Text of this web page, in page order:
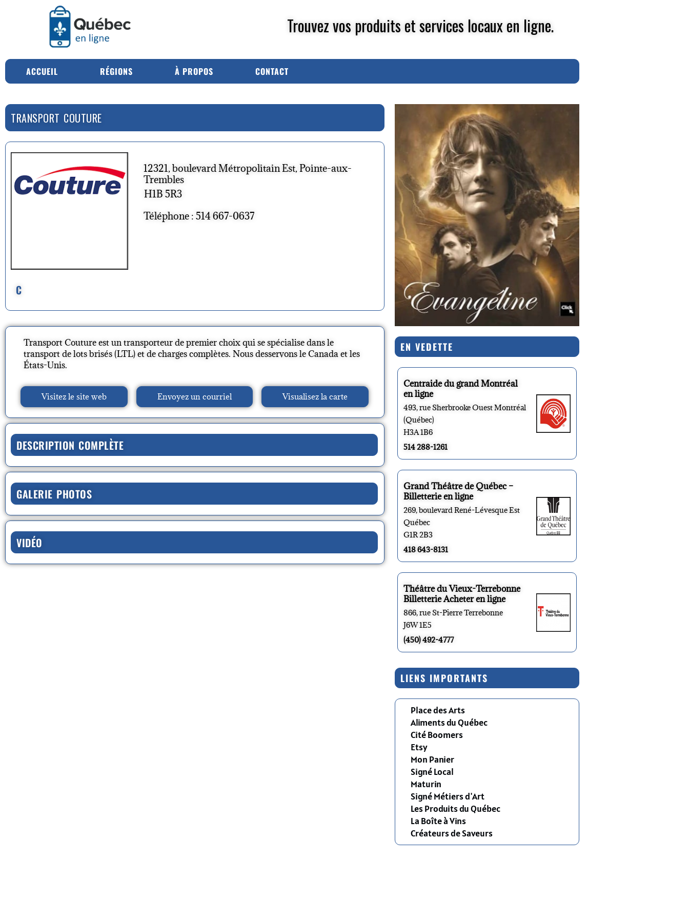
Trouvez vos produits et services locaux en ligne.
ACCUEIL RÉGIONS À PROPOS CONTACT
TRANSPORT COUTURE
C
12321, boulevard Métropolitain Est, Pointe-aux-
Trembles
H1B 5R3
Téléphone : 514 667-0637
Transport Couture est un transporteur de premier choix qui se spécialise dans le
transport de lots brisés (LTL) et de charges complètes. Nous desservons le Canada et les
États-Unis.
Visitez le site web Envoyez un courriel Visualisez la carte
DESCRIPTION COMPLÈTE
GALERIE PHOTOS
VIDÉO
EN VEDETTE
Centraide du grand Montréal
en ligne
493, rue Sherbrooke Ouest Montréal
(Québec)
H3A 1B6
514 288-1261
Grand Théâtre de Québec –
Billetterie en ligne
269, boulevard René-Lévesque Est
Québec
G1R 2B3
418 643-8131
Théâtre du Vieux-Terrebonne
Billetterie Acheter en ligne
866, rue St-Pierre Terrebonne
J6W 1E5
(450) 492-4777
LIENS IMPORTANTS
Place des Arts
Aliments du Québec
Cité Boomers
Etsy
Mon Panier
Signé Local
Maturin
Signé Métiers d'Art
Les Produits du Québec
La Boîte à Vins
Créateurs de Saveurs